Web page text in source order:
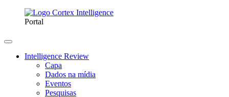
Portal
Intelligence Review
Capa
Dados na mídia
Eventos
Pesquisas